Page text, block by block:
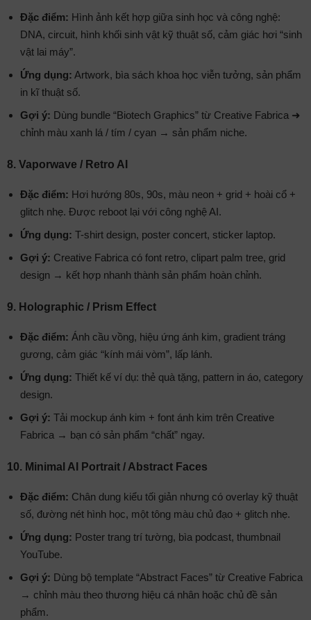
Đặc điểm: Hình ảnh kết hợp giữa sinh học và công nghệ:
DNA, circuit, hình khối sinh vật kỹ thuật số, cảm giác hơi “sinh
vật lai máy”.
Ứng dụng: Artwork, bìa sách khoa học viễn tưởng, sản phẩm
in kĩ thuật số.
Gợi ý: Dùng bundle “Biotech Graphics” từ Creative Fabrica ➜
chỉnh màu xanh lá / tím / cyan → sản phẩm niche.
8. Vaporwave / Retro AI
Đặc điểm: Hơi hướng 80s, 90s, màu neon + grid + hoài cổ +
glitch nhẹ. Được reboot lại với công nghệ AI.
Ứng dụng: T-shirt design, poster concert, sticker laptop.
Gợi ý: Creative Fabrica có font retro, clipart palm tree, grid
design → kết hợp nhanh thành sản phẩm hoàn chỉnh.
9. Holographic / Prism Effect
Đặc điểm: Ánh cầu vồng, hiệu ứng ánh kim, gradient tráng
gương, cảm giác “kính mái vòm”, lấp lánh.
Ứng dụng: Thiết kế ví dụ: thẻ quà tặng, pattern in áo, category
design.
Gợi ý: Tải mockup ánh kim + font ánh kim trên Creative
Fabrica → bạn có sản phẩm “chất” ngay.
10. Minimal AI Portrait / Abstract Faces
Đặc điểm: Chân dung kiểu tối giản nhưng có overlay kỹ thuật
số, đường nét hình học, một tông màu chủ đạo + glitch nhẹ.
Ứng dụng: Poster trang trí tường, bìa podcast, thumbnail
YouTube.
Gợi ý: Dùng bộ template “Abstract Faces” từ Creative Fabrica
→ chỉnh màu theo thương hiệu cá nhân hoặc chủ đề sản
phẩm.